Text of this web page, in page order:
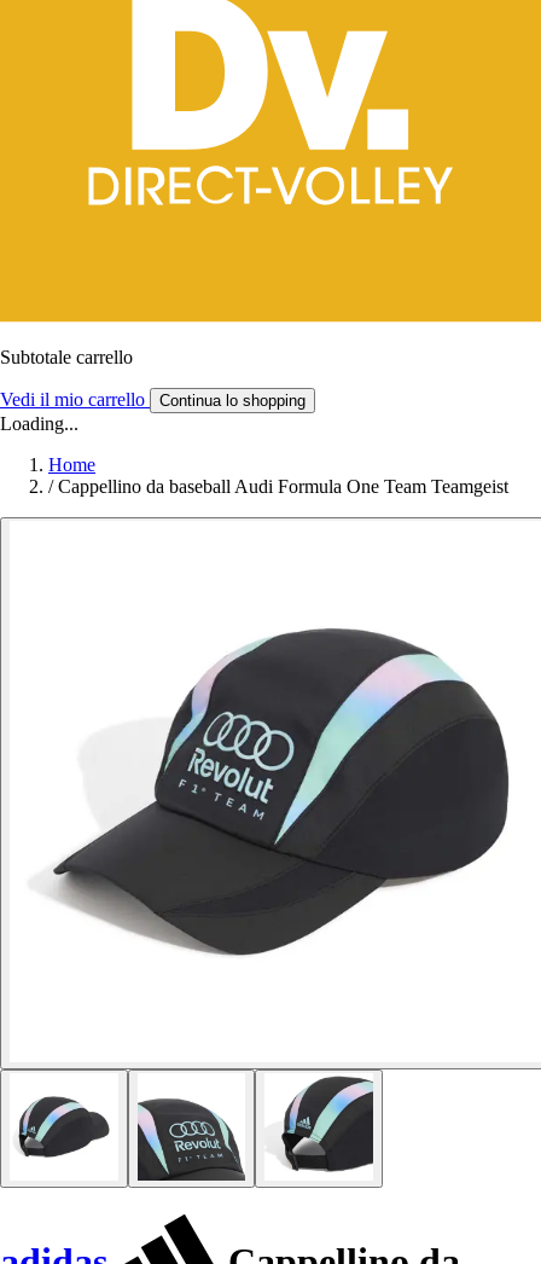
Subtotale carrello
Vedi il mio carrello Continua lo shopping
Loading...
Home
/ Cappellino da baseball Audi Formula One Team Teamgeist